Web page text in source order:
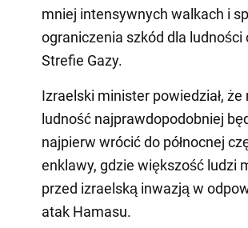
mniej intensywnych walkach i
ograniczenia szkód dla ludności
Strefie Gazy.
Izraelski minister powiedział,
ludność najprawdopodobniej
najpierw wrócić do północnej
enklawy, gdzie większość ludzi
przed izraelską inwazją w
atak Hamasu.